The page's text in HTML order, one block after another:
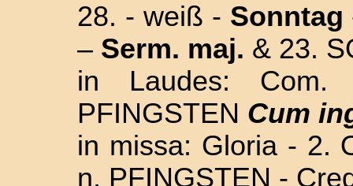
28. - weiß - Sonntag
– Serm. maj. & 23.
in Laudes: Com.
PFINGSTEN Cum
in missa: Gloria - 2.
n. PFINGSTEN -